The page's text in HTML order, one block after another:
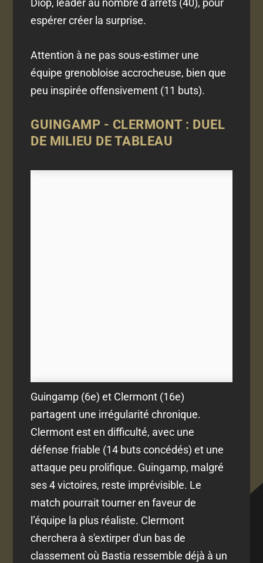
Diop, leader au nombre d’arrêts (40), pour
espérer créer la surprise.
Attention à ne pas sous-estimer une
équipe grenobloise accrocheuse, bien que
peu inspirée offensivement (11 buts).
GUINGAMP - CLERMONT : DUEL
DE MILIEU DE TABLEAU
Guingamp (6e) et Clermont (16e)
partagent une irrégularité chronique.
Clermont est en difficulté, avec une
défense friable (14 buts concédés) et une
attaque peu prolifique. Guingamp, malgré
ses 4 victoires, reste imprévisible. Le
match pourrait tourner en faveur de
l’équipe la plus réaliste. Clermont
cherchera à s'extirper d'un bas de
classement où Bastia ressemble déjà à un